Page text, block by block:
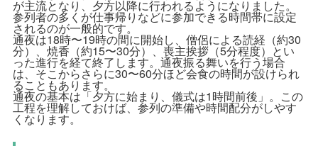
が主流となり、夕方以降に行われるようになりました。
参列者の多くが仕事帰りなどに参加できる時間帯に設定
されるのが一般的です。
通夜は18時〜19時の間に開始し、僧侶による読経（約30
分）、焼香（約15〜30分）、喪主挨拶（5分程度）とい
った進行を経て終了します。通夜振る舞いを行う場合
は、そこからさらに30〜60分ほど会食の時間が設けられ
ることもあります。
通夜の基本は「夕方に始まり、儀式は1時間前後」。この
工程を理解しておけば、参列の準備や時間配分がしやす
くなります。